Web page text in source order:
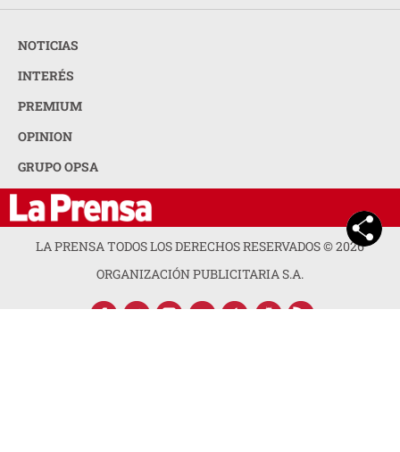
NOTICIAS
INTERÉS
PREMIUM
OPINION
GRUPO OPSA
LA PRENSA TODOS LOS DERECHOS RESERVADOS ©2026
ORGANIZACIÓN PUBLICITARIA S.A.